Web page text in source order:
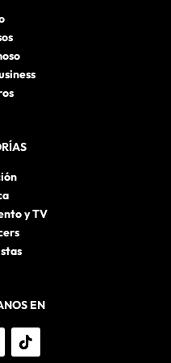
y TV
EN